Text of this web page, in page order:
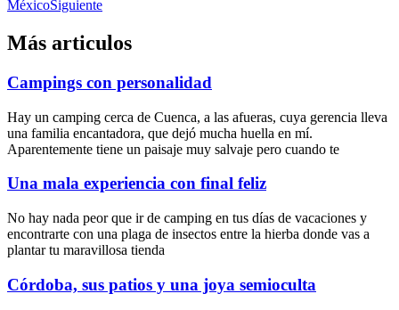
MéxicoSiguiente
Más articulos
Campings con personalidad
Hay un camping cerca de Cuenca, a las afueras, cuya gerencia lleva
una familia encantadora, que dejó mucha huella en mí.
Aparentemente tiene un paisaje muy salvaje pero cuando te
Una mala experiencia con final feliz
No hay nada peor que ir de camping en tus días de vacaciones y
encontrarte con una plaga de insectos entre la hierba donde vas a
plantar tu maravillosa tienda
Córdoba, sus patios y una joya semioculta